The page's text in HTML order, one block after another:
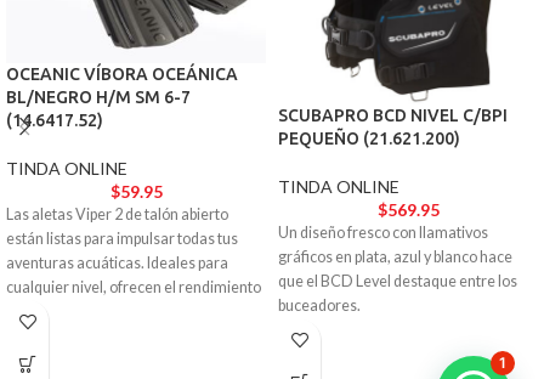
OCEANIC VÍBORA OCEÁNICA
BL/NEGRO H/M SM 6-7
(14.6417.52)
TINDA ONLINE
$59.95
Las aletas Viper 2 de talón abierto
están listas para impulsar todas tus
aventuras acuáticas. Ideales para
cualquier nivel, ofrecen el rendimiento
y la estética de un modelo de élite.
SCUBAPRO BCD NIVEL C/BPI
PEQUEÑO (21.621.200)
TINDA ONLINE
$569.95
Un diseño fresco con llamativos
gráficos en plata, azul y blanco hace
que el BCD Level destaque entre los
buceadores.
1